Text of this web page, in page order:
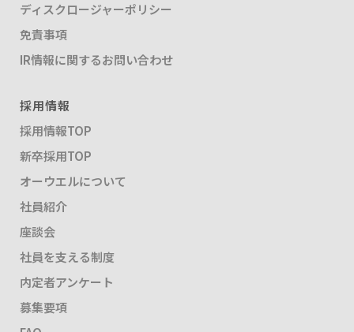
ディスクロージャーポリシー
免責事項
IR情報に関するお問い合わせ
採用情報
採用情報TOP
新卒採用TOP
オーウエルについて
社員紹介
座談会
社員を支える制度
内定者アンケート
募集要項